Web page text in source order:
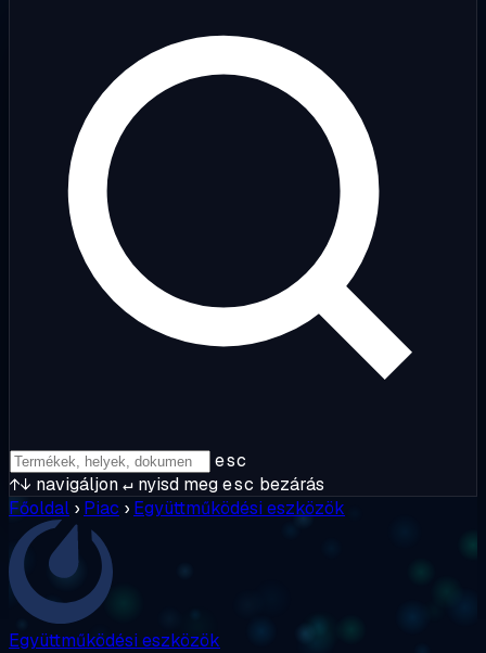
esc
↑↓ navigáljon↵ nyisd megesc bezárás
Főoldal › Piac › Együttműködési eszközök
Együttműködési eszközök